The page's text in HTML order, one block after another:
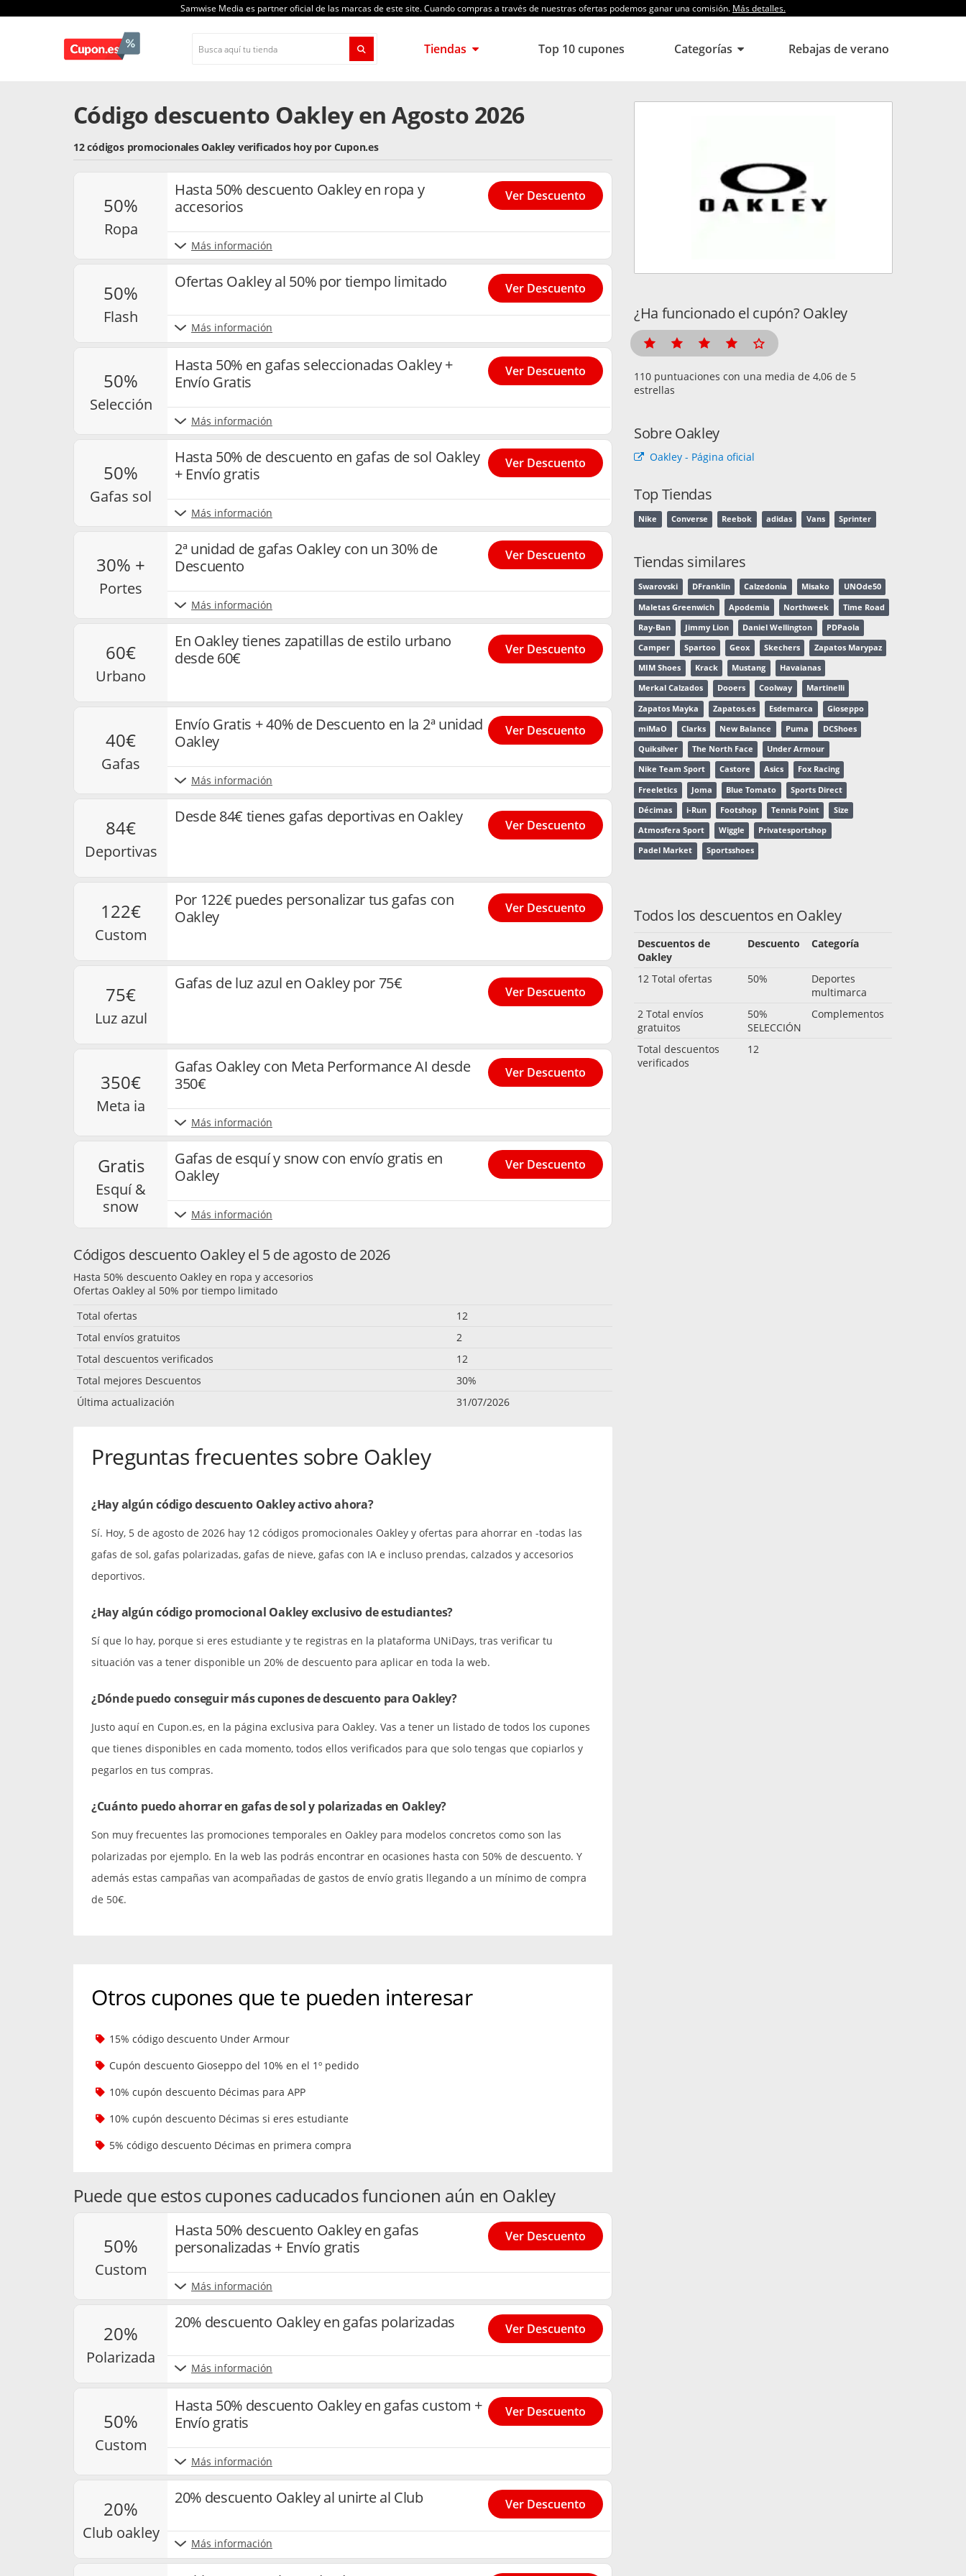
Samwise Media es partner oficial de las marcas de este site. Cuando compras a través de nuestras ofertas podemos ganar una comisión. Más detalles.
Tiendas Top 10 cupones Categorías Rebajas de verano
Código descuento Oakley en Agosto 2026
12 códigos promocionales Oakley verificados hoy por Cupon.es
50%
ropa
Hasta 50% descuento Oakley en ropa y
accesorios
Más información
Ver Descuento
50%
flash
Ofertas Oakley al 50% por tiempo limitado
Más información
Ver Descuento
50%
selección
Hasta 50% en gafas seleccionadas Oakley +
Envío Gratis
Más información
Ver Descuento
50%
gafas sol
Hasta 50% de descuento en gafas de sol Oakley
+ Envío gratis
Más información
Ver Descuento
30% +
portes
2ª unidad de gafas Oakley con un 30% de
Descuento
Más información
Ver Descuento
60€
urbano
En Oakley tienes zapatillas de estilo urbano
desde 60€
Ver Descuento
40€
gafas
Envío Gratis + 40% de Descuento en la 2ª unidad
Oakley
Más información
Ver Descuento
84€
deportivas
Desde 84€ tienes gafas deportivas en Oakley Ver Descuento
122€
custom
Por 122€ puedes personalizar tus gafas con
Oakley
Ver Descuento
75€
luz azul
Gafas de luz azul en Oakley por 75€ Ver Descuento
350€
meta ia
Gafas Oakley con Meta Performance AI desde
350€
Más información
Ver Descuento
gratis
esquí &
snow
Gafas de esquí y snow con envío gratis en
Oakley
Más información
Ver Descuento
Códigos descuento Oakley el 5 de agosto de 2026
Hasta 50% descuento Oakley en ropa y accesorios
Ofertas Oakley al 50% por tiempo limitado
Total ofertas
12
Total envíos gratuitos
2
Total descuentos verificados
12
Total mejores Descuentos
30%
Última actualización
31/07/2026
Preguntas frecuentes sobre Oakley
¿Hay algún código descuento Oakley activo ahora?
Sí. Hoy, 5 de agosto de 2026 hay 12 códigos promocionales Oakley y ofertas para ahorrar en -todas las
gafas de sol, gafas polarizadas, gafas de nieve, gafas con IA e incluso prendas, calzados y accesorios
deportivos.
¿Hay algún código promocional Oakley exclusivo de estudiantes?
Sí que lo hay, porque si eres estudiante y te registras en la plataforma UNiDays, tras verificar tu
situación vas a tener disponible un 20% de descuento para aplicar en toda la web.
¿Dónde puedo conseguir más cupones de descuento para Oakley?
Justo aquí en Cupon.es, en la página exclusiva para Oakley. Vas a tener un listado de todos los cupones
que tienes disponibles en cada momento, todos ellos verificados para que solo tengas que copiarlos y
pegarlos en tus compras.
¿Cuánto puedo ahorrar en gafas de sol y polarizadas en Oakley?
Son muy frecuentes las promociones temporales en Oakley para modelos concretos como son las
polarizadas por ejemplo. En la web las podrás encontrar en ocasiones hasta con 50% de descuento. Y
además estas campañas van acompañadas de gastos de envío gratis llegando a un mínimo de compra
de 50€.
Otros cupones que te pueden interesar
15% código descuento Under Armour
Cupón descuento Gioseppo del 10% en el 1º pedido
10% cupón descuento Décimas para APP
10% cupón descuento Décimas si eres estudiante
5% código descuento Décimas en primera compra
Puede que estos cupones caducados funcionen aún en Oakley
50%
custom
Hasta 50% descuento Oakley en gafas
personalizadas + Envío gratis
Más información
Ver Descuento
20%
polarizada
20% descuento Oakley en gafas polarizadas
Más información
Ver Descuento
50%
custom
Hasta 50% descuento Oakley en gafas custom +
Envío gratis
Más información
Ver Descuento
20%
club oakley
20% descuento Oakley al unirte al Club
Más información
Ver Descuento
¿Ha funcionado el cupón? Oakley
puntuaciones con una media de
de 5
estrellas
Sobre Oakley
Oakley - Página oficial
Top Tiendas
Nike Converse Reebok adidas Vans Sprinter
Tiendas similares
Swarovski DFranklin Calzedonia Misako UNOde50
Maletas Greenwich Apodemia Northweek Time Road
Ray-Ban Jimmy Lion Daniel Wellington PDPaola
Camper Spartoo Geox Skechers Zapatos Marypaz
MIM Shoes Krack Mustang Havaianas
Merkal Calzados Dooers Coolway Martinelli
Zapatos Mayka Zapatos.es Esdemarca Gioseppo
miMaO Clarks New Balance Puma DCShoes
Quiksilver The North Face Under Armour
Nike Team Sport Castore Asics Fox Racing
Freeletics Joma Blue Tomato Sports Direct
Décimas i-Run Footshop Tennis Point Size
Atmosfera Sport Wiggle Privatesportshop
Padel Market Sportsshoes
Todos los descuentos en Oakley
Descuentos de
Oakley
Descuento Categoría
12 Total ofertas 50%
Deportes
multimarca
2 Total envíos
gratuitos
50%
SELECCIÓN
Complementos
Total descuentos
verificados
12